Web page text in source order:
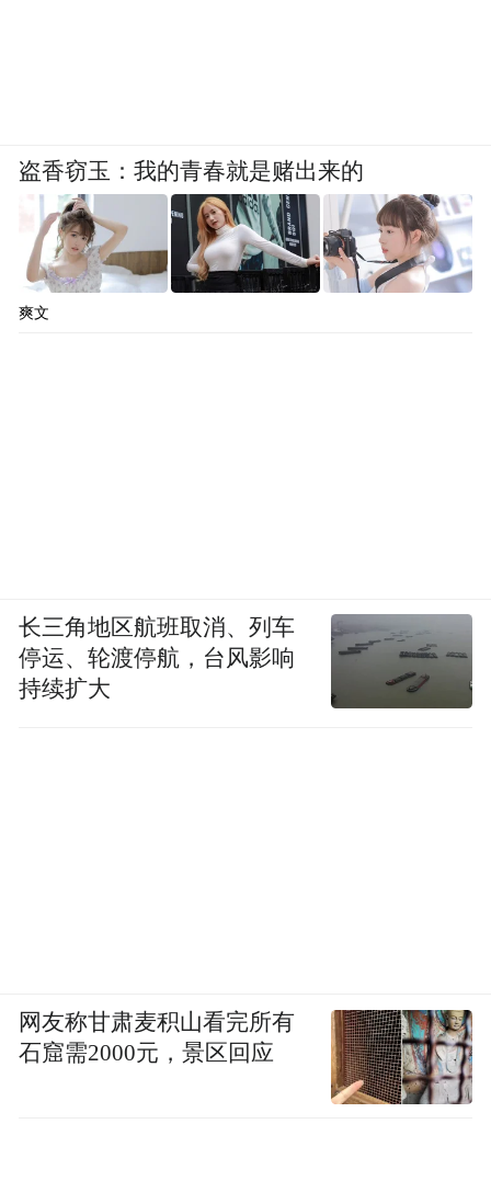
盗香窃玉：我的青春就是赌出来的
爽文
长三角地区航班取消、列车
停运、轮渡停航，台风影响
持续扩大
网友称甘肃麦积山看完所有
石窟需2000元，景区回应